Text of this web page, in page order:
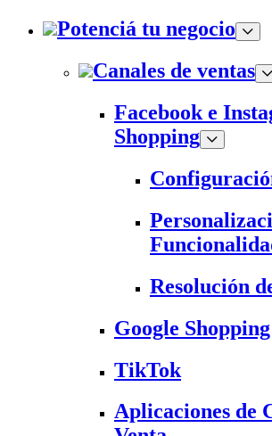
Potenciá tu negocio
Canales de ventas
Facebook e
Shopping
Resolución
Google Shopping
TikTok
Aplicaciones de